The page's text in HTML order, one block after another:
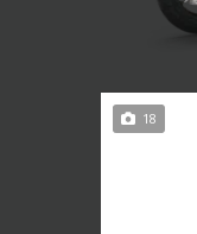
18